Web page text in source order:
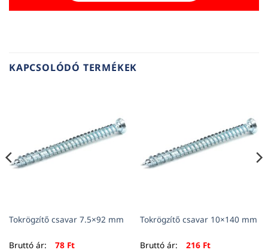
KAPCSOLÓDÓ TERMÉKEK
Tokrögzítő csavar 7.5×92 mm
Bruttó ár: 78 Ft
Tokrögzítő csavar 10×140 mm
Bruttó ár: 216 Ft